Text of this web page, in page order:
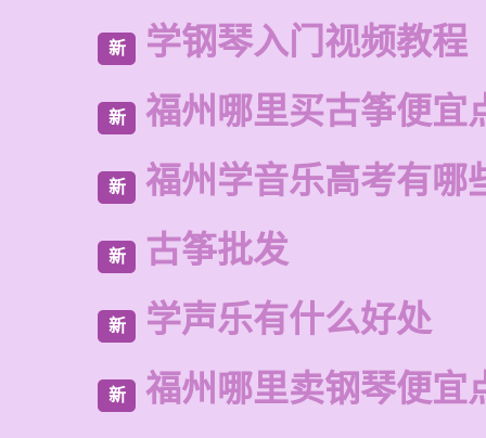
新 学钢琴入门视频教程
新 福州哪里买古筝便宜
新 福州学音乐高考有哪
新 古筝批发
新 学声乐有什么好处
新 福州哪里卖钢琴便宜